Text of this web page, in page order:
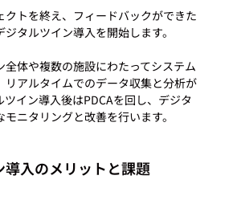
クトを終え、フィードバックができた
タルツイン導入を開始します。
全体や複数の施設にわたってシステム
リアルタイムでのデータ収集と分析が
イン導入後はPDCAを回し、デジタ
導入のメリットと課題